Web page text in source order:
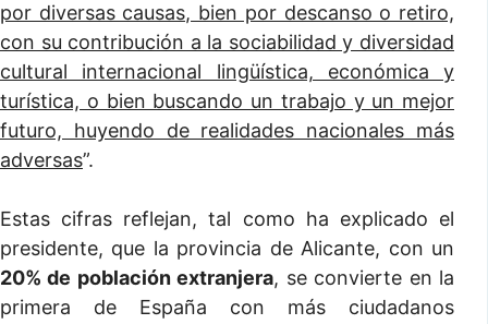
por diversas causas, bien por descanso o retiro,
con su contribución a la sociabilidad y diversidad
cultural internacional lingüística, económica y
turística, o bien buscando un trabajo y un mejor
futuro, huyendo de realidades nacionales más
adversas”.
Estas cifras reflejan, tal como ha explicado el
presidente, que la provincia de Alicante, con un
20% de población extranjera, se convierte en la
primera de España con más ciudadanos